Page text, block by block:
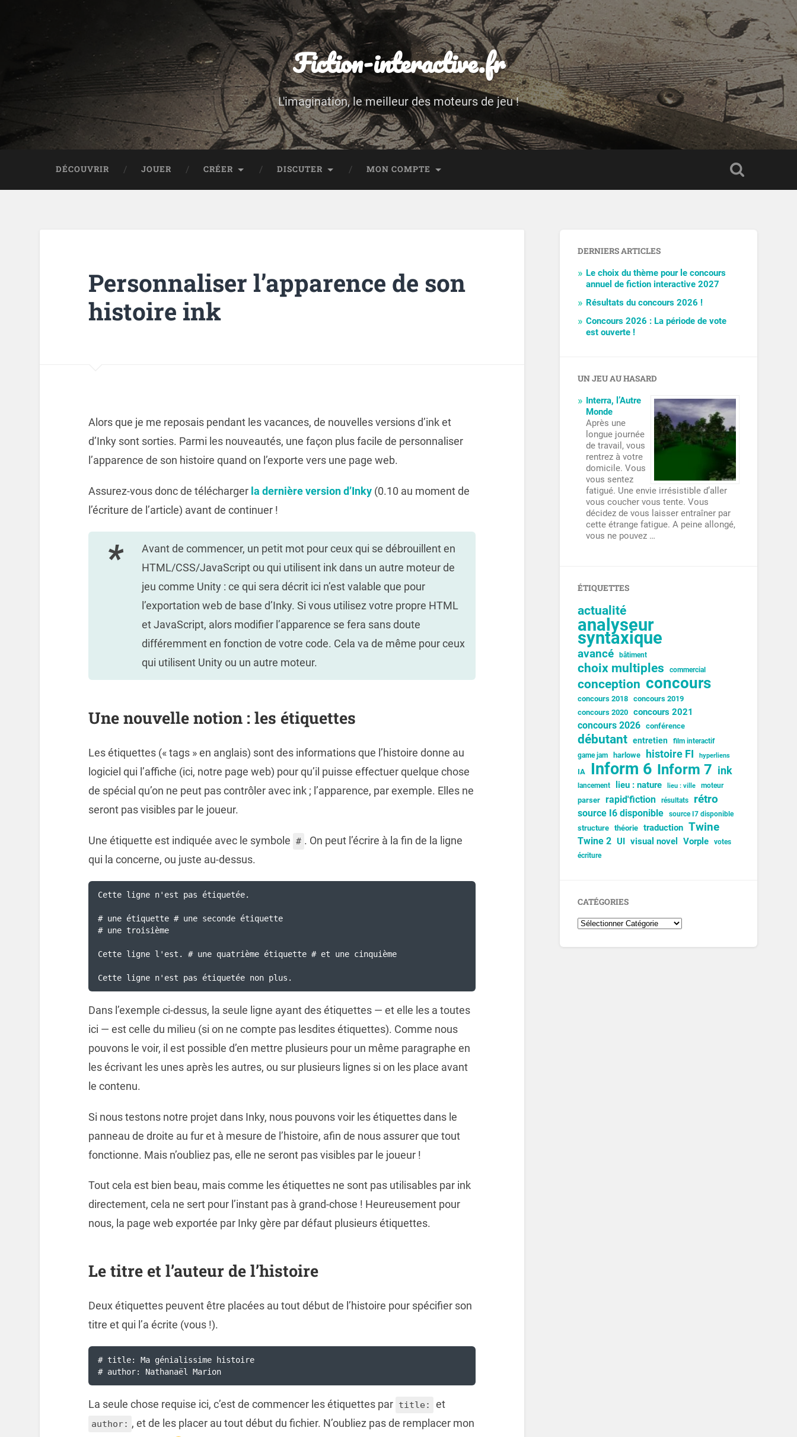
Fiction-interactive.fr
L'imagination, le meilleur des moteurs de jeu !
DÉCOUVRIR JOUER CRÉER DISCUTER MON COMPTE
Personnaliser l’apparence de son
histoire ink
Alors que je me reposais pendant les vacances, de nouvelles versions d’ink et
d’Inky sont sorties. Parmi les nouveautés, une façon plus facile de personnaliser
l’apparence de son histoire quand on l’exporte vers une page web.
Assurez-vous donc de télécharger la dernière version d’Inky(0.10 au moment de
l’écriture de l’article) avant de continuer !
Avant de commencer, un petit mot pour ceux qui se débrouillent en
HTML/CSS/JavaScript ou qui utilisent ink dans un autre moteur de
jeu comme Unity : ce qui sera décrit ici n’est valable que pour
l’exportation web de base d’Inky. Si vous utilisez votre propre HTML
et JavaScript, alors modifier l’apparence se fera sans doute
différemment en fonction de votre code. Cela va de même pour ceux
qui utilisent Unity ou un autre moteur.
Une nouvelle notion : les étiquettes
Les étiquettes (« tags » en anglais) sont des informations que l’histoire donne au
logiciel qui l’affiche (ici, notre page web) pour qu’il puisse effectuer quelque chose
de spécial qu’on ne peut pas contrôler avec ink ; l’apparence, par exemple. Elles ne
seront pas visibles par le joueur.
Une étiquette est indiquée avec le symbole # . On peut l’écrire à la fin de la ligne
qui la concerne, ou juste au-dessus.
Cette ligne n'est pas étiquetée.
# une étiquette # une seconde étiquette
# une troisième
Cette ligne l'est. # une quatrième étiquette # et une cinquième
Cette ligne n'est pas étiquetée non plus.
Dans l’exemple ci-dessus, la seule ligne ayant des étiquettes — et elle les a toutes
ici — est celle du milieu (si on ne compte pas lesdites étiquettes). Comme nous
pouvons le voir, il est possible d’en mettre plusieurs pour un même paragraphe en
les écrivant les unes après les autres, ou sur plusieurs lignes si on les place avant
le contenu.
Si nous testons notre projet dans Inky, nous pouvons voir les étiquettes dans le
panneau de droite au fur et à mesure de l’histoire, afin de nous assurer que tout
fonctionne. Mais n’oubliez pas, elle ne seront pas visibles par le joueur !
Tout cela est bien beau, mais comme les étiquettes ne sont pas utilisables par ink
directement, cela ne sert pour l’instant pas à grand-chose ! Heureusement pour
nous, la page web exportée par Inky gère par défaut plusieurs étiquettes.
Le titre et l’auteur de l’histoire
Deux étiquettes peuvent être placées au tout début de l’histoire pour spécifier son
titre et qui l’a écrite (vous !).
# title: Ma génialissime histoire
# author: Nathanaël Marion
La seule chose requise ici, c’est de commencer les étiquettes par title: et
author: , et de les placer au tout début du fichier. N’oubliez pas de remplacer mon
DERNIERS ARTICLES
Le choix du thème pour le concours
annuel de fiction interactive 2027
Résultats du concours 2026 !
Concours 2026 : La période de vote
est ouverte !
UN JEU AU HASARD
Interra, l’Autre
Monde
Après une
longue journée
de travail, vous
rentrez à votre
domicile. Vous
vous sentez
fatigué. Une envie irrésistible d’aller
vous coucher vous tente. Vous
décidez de vous laisser entraîner par
cette étrange fatigue. A peine allongé,
vous ne pouvez …
ÉTIQUETTES
actualité
analyseur
syntaxique
avancé bâtiment
choix multiples commercial
conception concours
concours 2018
concours 2019
concours 2020
concours 2021
concours 2026 conférence
débutant entretien
film interactif
game jam
harlowe histoire FI hyperliens
IA Inform 6 Inform 7 ink
lancement lieu : nature lieu : ville moteur
parser rapid'fiction résultats rétro
source I6 disponible source I7 disponible
structure théorie traduction Twine
Twine 2 UI visual novel Vorple
votes
écriture
CATÉGORIES